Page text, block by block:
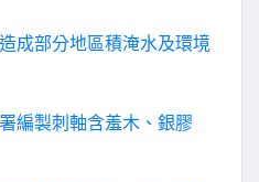
成部分地區積淹水及環境
編製刺軸含羞木、銀膠